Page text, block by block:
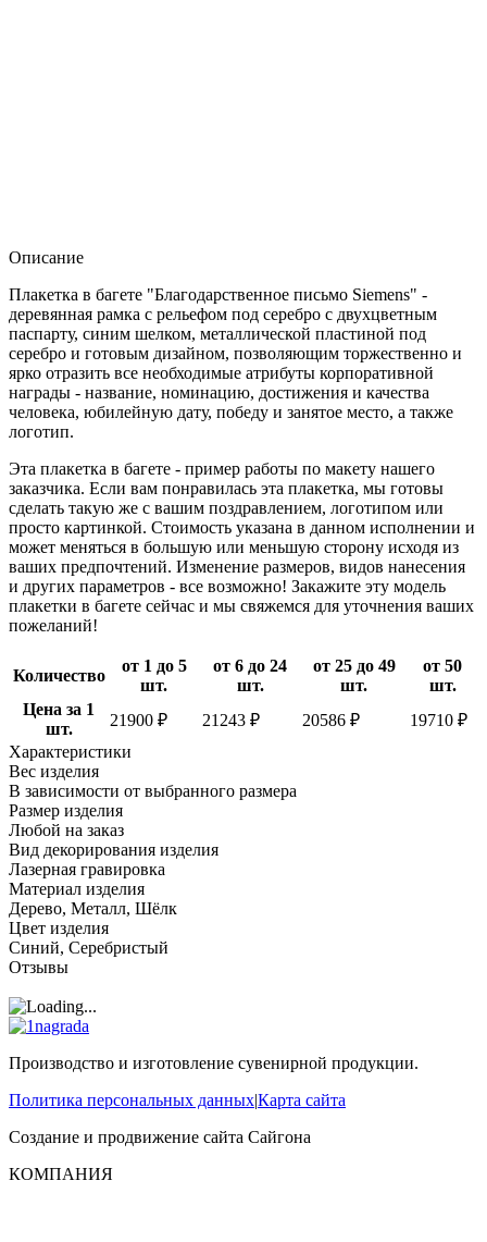
Описание
Плакетка в багете "Благодарственное письмо Siemens" -
деревянная рамка с рельефом под серебро с двухцветным
паспарту, синим шелком, металлической пластиной под
серебро и готовым дизайном, позволяющим торжественно и
ярко отразить все необходимые атрибуты корпоративной
награды - название, номинацию, достижения и качества
человека, юбилейную дату, победу и занятое место, а также
логотип.
Эта плакетка в багете - пример работы по макету нашего
заказчика. Если вам понравилась эта плакетка, мы готовы
сделать такую же с вашим поздравлением, логотипом или
просто картинкой. Стоимость указана в данном исполнении и
может меняться в большую или меньшую сторону исходя из
ваших предпочтений. Изменение размеров, видов нанесения
и других параметров - все возможно! Закажите эту модель
плакетки в багете сейчас и мы свяжемся для уточнения ваших
пожеланий!
Количество
от 1 до 5
шт.
от 6 до 24
шт.
от 25 до 49
шт.
от 50
шт.
Цена за 1
шт.
21900 ₽ 21243 ₽ 20586 ₽
19710 ₽
Характеристики
Вес изделия
В зависимости от выбранного размера
Размер изделия
Любой на заказ
Вид декорирования изделия
Лазерная гравировка
Материал изделия
Дерево, Металл, Шёлк
Цвет изделия
Синий, Серебристый
Отзывы
Производство и изготовление сувенирной продукции.
Политика персональных данных|Карта сайта
Создание и продвижение сайта Сайгона
КОМПАНИЯ